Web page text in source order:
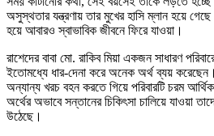
অসুস্থতার যন্ত্রণায় তার মুখের হাসি ম্লান হয়ে
হয়ে আবারও স্বাভাবিক জীবনে ফিরে যাওয়া।
রাশেদের বাবা মো. রাকিব মিয়া একজন সাধারণ
ইতোমধ্যে ধার-দেনা করে অনেক অর্থ ব্যয় করেছেন।
অন্যান্য খরচ বহন করতে গিয়ে পরিবারটি চরম
অর্থের অভাবে সন্তানের চিকিৎসা চালিয়ে যাওয়া
উঠেছে।